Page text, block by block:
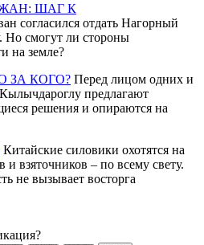
ШАГ К
согласился отдать Нагорный
Но смогут ли стороны
на земле?
ЗА КОГО? Перед лицом одних и
предлагают
решения и опираются на
Китайские силовики охотятся на
и взяточников – по всему свету.
не вызывает восторга